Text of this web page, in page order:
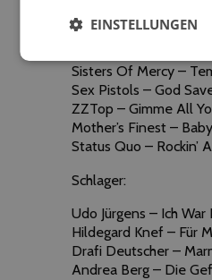
Patti Smith – Because
Van Halen – Jump
Sisters Of Mercy –
Sex Pistols – God
ZZTop – Gimme All
Mother’s Finest –
Status Quo – Rockin’
Schlager:
Udo Jürgens – Ich
Hildegard Knef – Für
Drafi Deutscher –
Andrea Berg – Die
EINSTELLUNGEN